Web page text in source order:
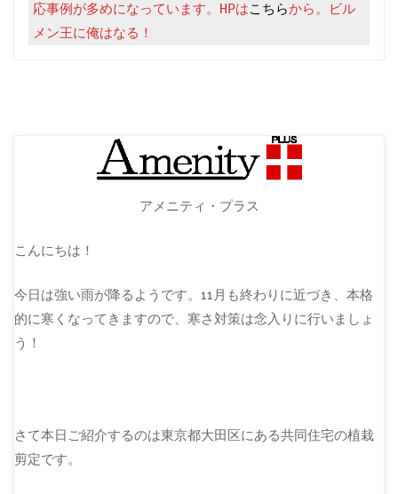
応事例が多めになっています。HPはこちらから。ビル
メン王に俺はなる！
アメニティ・プラス
こんにちは！
今日は強い雨が降るようです。11月も終わりに近づき、本格
的に寒くなってきますので、寒さ対策は念入りに行いましょ
う！
さて本日ご紹介するのは東京都大田区にある共同住宅の植栽
剪定です。